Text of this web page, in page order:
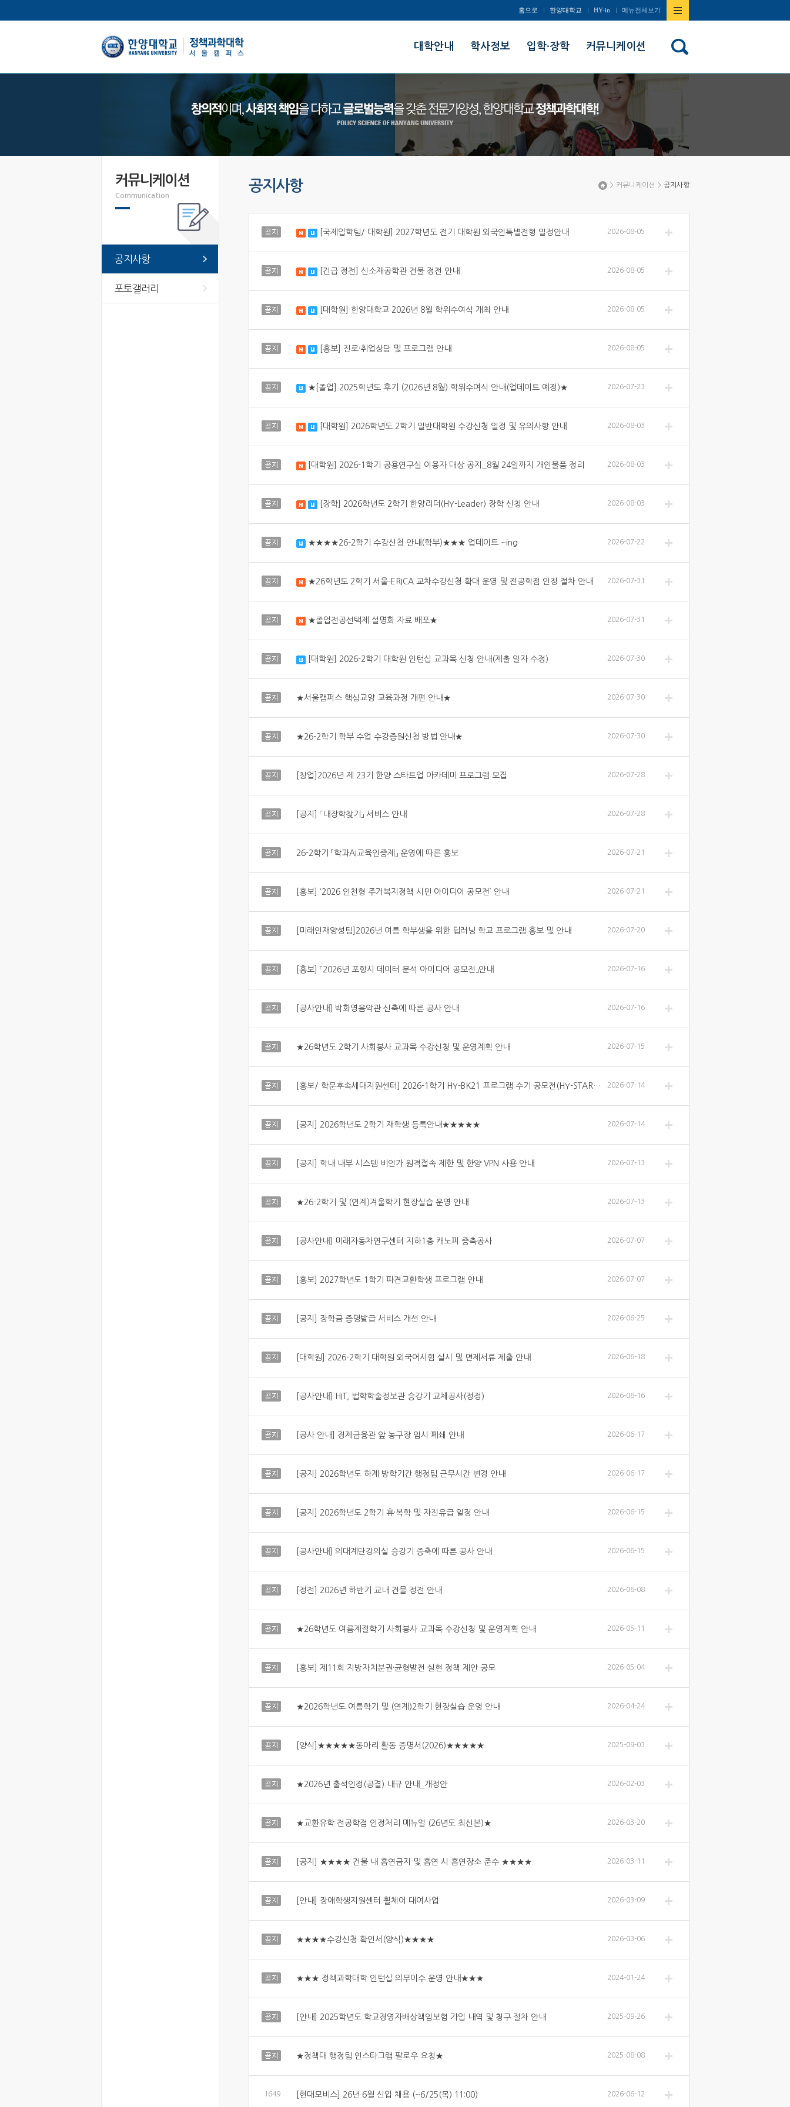
홈으로 한양대학교 HY-in 메뉴전체보기
대학안내 학사정보 입학·장학 커뮤니케이션
> 커뮤니케이션 > 공지사항
커뮤니케이션
Communication
공지사항
포토갤러리
공지사항
공지 새 글수정됨[국제입학팀/ 대학원] 2027학년도 전기 대학원 외국인특별전형 일정안내 2026-08-05
공지 새 글수정됨[긴급 정전] 신소재공학관 건물 정전 안내 2026-08-05
공지 새 글수정됨[대학원] 한양대학교 2026년 8월 학위수여식 개최 안내 2026-08-05
공지 새 글수정됨[홍보] 진로·취업상담 및 프로그램 안내 2026-08-05
공지 수정됨★[졸업] 2025학년도 후기 (2026년 8월) 학위수여식 안내(업데이트 예정)★ 2026-07-23
공지 새 글수정됨[대학원] 2026학년도 2학기 일반대학원 수강신청 일정 및 유의사항 안내 2026-08-03
공지 새 글[대학원] 2026-1학기 공용연구실 이용자 대상 공지_8월 24일까지 개인물품 정리 2026-08-03
공지 새 글수정됨[장학] 2026학년도 2학기 한양리더(HY-Leader) 장학 신청 안내 2026-08-03
공지 수정됨★★★★26-2학기 수강신청 안내(학부)★★★ 업데이트 ~ing 2026-07-22
공지 새 글★26학년도 2학기 서울-ERICA 교차수강신청 확대 운영 및 전공학점 인정 절차 안내 2026-07-31
공지 새 글★졸업전공선택제 설명회 자료 배포★ 2026-07-31
공지 수정됨[대학원] 2026-2학기 대학원 인턴십 교과목 신청 안내(제출 일자 수정) 2026-07-30
공지 ★서울캠퍼스 핵심교양 교육과정 개편 안내★ 2026-07-30
공지 ★26-2학기 학부 수업 수강증원신청 방법 안내★ 2026-07-30
공지 [창업]2026년 제 23기 한양 스타트업 아카데미 프로그램 모집 2026-07-28
공지 [공지] 「내장학찾기」 서비스 안내 2026-07-28
공지 26-2학기 「학과AI교육인증제」 운영에 따른 홍보 2026-07-21
공지 [홍보] ‘2026 인천형 주거복지정책 시민 아이디어 공모전’ 안내 2026-07-21
공지 [미래인재양성팀]2026년 여름 학부생을 위한 딥러닝 학교 프로그램 홍보 및 안내 2026-07-20
공지 [홍보] 「2026년 포항시 데이터 분석 아이디어 공모전」안내 2026-07-16
공지 [공사안내] 박화영음악관 신축에 따른 공사 안내 2026-07-16
공지 ★26학년도 2학기 사회봉사 교과목 수강신청 및 운영계획 안내 2026-07-15
공지 [홍보/ 학문후속세대지원센터] 2026-1학기 HY-BK21 프로그램 수기 공모전(HY-START) 안내 2026-07-14
공지 [공지] 2026학년도 2학기 재학생 등록안내★★★★★ 2026-07-14
공지 [공지] 학내 내부 시스템 비인가 원격접속 제한 및 한양 VPN 사용 안내 2026-07-13
공지 ★26-2학기 및 (연계)겨울학기 현장실습 운영 안내 2026-07-13
공지 [공사안내] 미래자동차연구센터 지하1층 캐노피 증축공사 2026-07-07
공지 [홍보] 2027학년도 1학기 파견교환학생 프로그램 안내 2026-07-07
공지 [공지] 장학금 증명발급 서비스 개선 안내 2026-06-25
공지 [대학원] 2026-2학기 대학원 외국어시험 실시 및 면제서류 제출 안내 2026-06-18
공지 [공사안내] HIT, 법학학술정보관 승강기 교체공사(정정) 2026-06-16
공지 [공사 안내] 경제금융관 앞 농구장 임시 폐쇄 안내 2026-06-17
공지 [공지] 2026학년도 하계 방학기간 행정팀 근무시간 변경 안내 2026-06-17
공지 [공지] 2026학년도 2학기 휴·복학 및 자진유급 일정 안내 2026-06-15
공지 [공사안내] 의대계단강의실 승강기 증축에 따른 공사 안내 2026-06-15
공지 [정전] 2026년 하반기 교내 건물 정전 안내 2026-06-08
공지 ★26학년도 여름계절학기 사회봉사 교과목 수강신청 및 운영계획 안내 2026-05-11
공지 [홍보] 제11회 지방자치분권·균형발전 실현 정책 제안 공모 2026-05-04
공지 ★2026학년도 여름학기 및 (연계)2학기 현장실습 운영 안내 2026-04-24
공지 [양식]★★★★★동아리 활동 증명서(2026)★★★★★ 2025-09-03
공지 ★2026년 출석인정(공결) 내규 안내_개정안 2026-02-03
공지 ★교환유학 전공학점 인정처리 메뉴얼 (26년도 최신본)★ 2026-03-20
공지 [공지] ★★★★ 건물 내 흡연금지 및 흡연 시 흡연장소 준수 ★★★★ 2026-03-11
공지 [안내] 장애학생지원센터 휠체어 대여사업 2026-03-09
공지 ★★★★수강신청 확인서(양식)★★★★ 2026-03-06
공지 ★★★ 정책과학대학 인턴십 의무이수 운영 안내★★★ 2024-01-24
공지 [안내] 2025학년도 학교경영자배상책임보험 가입 내역 및 청구 절차 안내 2025-09-26
공지 ★정책대 행정팀 인스타그램 팔로우 요청★ 2025-08-08
1649 [현대모비스] 26년 6월 신입 채용 (~6/25(목) 11:00) 2026-06-12